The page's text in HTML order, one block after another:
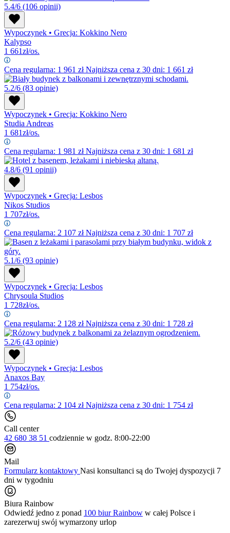
5.4/6 (106 opinii)
Wypoczynek • Grecja: Kokkino Nero
Kalypso
1 661zł/os.
Cena regularna: 1 961 złNajniższa cena z 30 dni: 1 661 zł
5.2/6 (83 opinie)
Wypoczynek • Grecja: Kokkino Nero
Studia Andreas
1 681zł/os.
Cena regularna: 1 981 złNajniższa cena z 30 dni: 1 681 zł
4.8/6 (91 opinii)
Wypoczynek • Grecja: Lesbos
Nikos Studios
1 707zł/os.
Cena regularna: 2 107 złNajniższa cena z 30 dni: 1 707 zł
5.1/6 (93 opinie)
Wypoczynek • Grecja: Lesbos
Chrysoula Studios
1 728zł/os.
Cena regularna: 2 128 złNajniższa cena z 30 dni: 1 728 zł
5.2/6 (43 opinie)
Wypoczynek • Grecja: Lesbos
Anaxos Bay
1 754zł/os.
Cena regularna: 2 104 złNajniższa cena z 30 dni: 1 754 zł
Call center
42 680 38 51 codziennie w godz. 8:00-22:00
Mail
Formularz kontaktowy Nasi konsultanci są do Twojej dyspozycji 7
dni w tygodniu
Biura Rainbow
Odwiedź jedno z ponad 100 biur Rainbow w całej Polsce i
zarezerwuj swój wymarzony urlop